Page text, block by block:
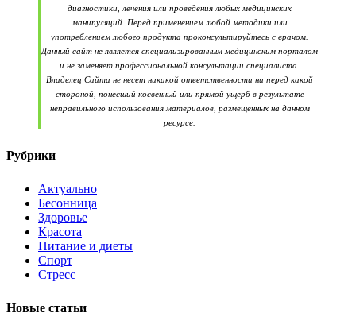
диагностики, лечения или проведения любых медицинских
манипуляций. Перед применением любой методики или
употреблением любого продукта проконсультируйтесь с врачом.
Данный сайт не является специализированным медицинским порталом
и не заменяет профессиональной консультации специалиста.
Владелец Сайта не несет никакой ответственности ни перед какой
стороной, понесший косвенный или прямой ущерб в результате
неправильного использования материалов, размещенных на данном
ресурсе.
Рубрики
Актуально
Бесонница
Здоровье
Красота
Питание и диеты
Спорт
Стресс
Новые статьи